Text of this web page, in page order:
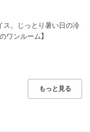
ス。じっとり暑い日の冷
ワンルーム】
もっと見る